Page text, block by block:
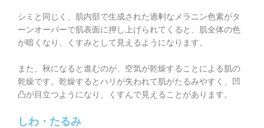
シミと同じく、肌内部で生成された過剰なメラニン色素がタ
ーンオーバーで肌表面に押し上げられてくると、肌全体の色
が暗くなり、くすみとして見えるようになります。
また、秋になると進むのが、空気が乾燥することによる肌の
乾燥です。乾燥するとハリが失われて肌がたるみやすく、凹
凸が目立つようになり、くすんで見えることがあります。
しわ・たるみ